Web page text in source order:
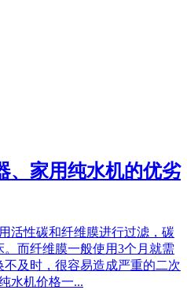
、家用纯水机的优劣
活性碳和纤维膜进行过滤，碳
而纤维膜一般使用3个月就需
及时，很容易造成严重的二次
水机价格一...